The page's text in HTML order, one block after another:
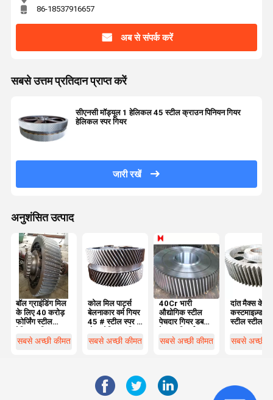
86-18537916657
अब से संपर्क करें
सबसे उत्तम प्रतिदान प्राप्त करें
सीएनसी मॉड्यूल 1 हेलिकल 45 स्टील क्राउन पिनियन गियर
हेलिकल स्पर गियर
जारी रखें
अनुशंसित उत्पाद
बॉल ग्राइंडिंग मिल
के लिए 40 करोड़
फोर्जिंग स्टील
560 मिमी
सबसे अच्छी कीमत
कोल मिल पार्ट्स
बेलनाकार वर्म गियर
45 # स्टील स्पर 2
सेट
सबसे अच्छी कीमत
40Cr भारी
औद्योगिक स्टील
पेचदार गियर डबल
सबसे अच्छी कीमत
दांत मैक्स के
कस्टमाइज़्ड
स्टील स्टील
सबसे अच्छी